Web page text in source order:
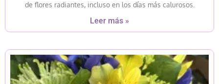
de flores radiantes, incluso en los días más calurosos.
Leer más »